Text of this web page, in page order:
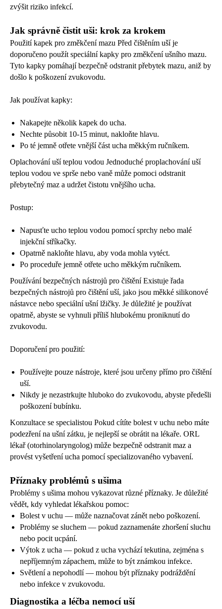
zvýšit riziko infekcí.
Jak správně čistit uši: krok za krokem
Použití kapek pro změkčení mazu Před čištěním uší je
doporučeno použít speciální kapky pro změkčení ušního mazu.
Tyto kapky pomáhají bezpečně odstranit přebytek mazu, aniž by
došlo k poškození zvukovodu.
Jak používat kapky:
Nakapejte několik kapek do ucha.
Nechte působit 10-15 minut, nakloňte hlavu.
Po té jemně otřete vnější část ucha měkkým ručníkem.
Oplachování uší teplou vodou Jednoduché proplachování uší
teplou vodou ve sprše nebo vaně může pomoci odstranit
přebytečný maz a udržet čistotu vnějšího ucha.
Postup:
Napusťte ucho teplou vodou pomocí sprchy nebo malé
injekční stříkačky.
Opatrně nakloňte hlavu, aby voda mohla vytéct.
Po proceduře jemně otřete ucho měkkým ručníkem.
Používání bezpečných nástrojů pro čištění Existuje řada
bezpečných nástrojů pro čištění uší, jako jsou měkké silikonové
nástavce nebo speciální ušní lžičky. Je důležité je používat
opatrně, abyste se vyhnuli příliš hlubokému proniknutí do
zvukovodu.
Doporučení pro použití:
Používejte pouze nástroje, které jsou určeny přímo pro čištění
uší.
Nikdy je nezastrkujte hluboko do zvukovodu, abyste předešli
poškození bubínku.
Konzultace se specialistou Pokud cítíte bolest v uchu nebo máte
podezření na ušní zátku, je nejlepší se obrátit na lékaře. ORL
lékař (otorhinolaryngolog) může bezpečně odstranit maz a
provést vyšetření ucha pomocí specializovaného vybavení.
Příznaky problémů s ušima
Problémy s ušima mohou vykazovat různé příznaky. Je důležité
vědět, kdy vyhledat lékařskou pomoc:
Bolest v uchu — může naznačovat zánět nebo poškození.
Problémy se sluchem — pokud zaznamenáte zhoršení sluchu
nebo pocit ucpání.
Výtok z ucha — pokud z ucha vychází tekutina, zejména s
nepříjemným zápachem, může to být známkou infekce.
Světlení a nepohodlí — mohou být příznaky podráždění
nebo infekce v zvukovodu.
Diagnostika a léčba nemocí uší